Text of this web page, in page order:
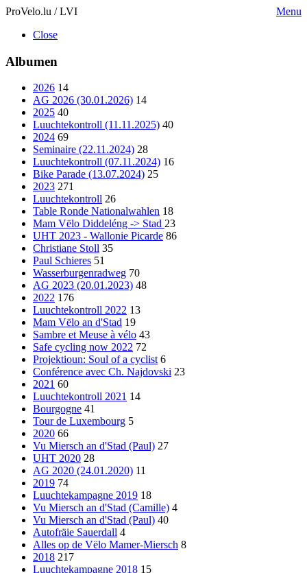
ProVelo.lu / LVI
Menu
Close
Albumen
2026 14
AG 2026 (30.01.2026) 14
2025 40
Luuchtekontroll (11.11.2025) 40
2024 69
Seminaire (22.11.2024) 28
Luuchtekontroll (07.11.2024) 16
Bike Parade (13.07.2024) 25
2023 271
Luuchtekontroll 26
Table Ronde Nationalwahlen 18
Mam Vëlo Diddeléng -> Stad 23
UHT 2023 - Wallonie Picarde 86
Christiane Stoll 35
Paul Schieres 51
Wasserburgenradweg 70
AG 2023 (20.01.2023) 48
2022 176
Luuchtekontroll 2022 13
Mam Vëlo an d'Stad 19
Sambre et Meuse à vélo 43
Safe cycling now 2022 72
Projektioun: Soul of a cyclist 6
Conférence avec Ch. Najdovski 23
2021 60
Luuchtekontroll 2021 14
Bourgogne 41
Tour de Luxembourg 5
2020 66
Vu Miersch an d'Stad (Paul) 27
UHT 2020 28
AG 2020 (24.01.2020) 11
2019 74
Luuchtekampagne 2019 18
Vu Miersch an d'Stad (Camille) 4
Vu Miersch an d'Stad (Paul) 40
Autofräie Sauerdall 4
Alles op de Vëlo Mamer-Miersch 8
2018 217
Luuchtekampagne 2018 15